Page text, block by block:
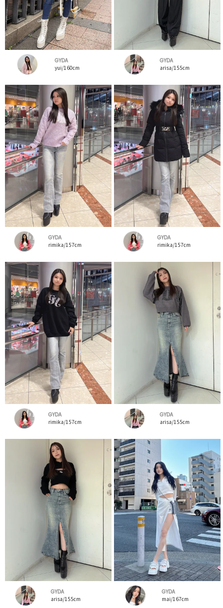
GYDA
yui/160cm
GYDA
arisa/155cm
GYDA
rimika/157cm
GYDA
rimika/157cm
GYDA
rimika/157cm
GYDA
arisa/155cm
GYDA
arisa/155cm
GYDA
mai/167cm